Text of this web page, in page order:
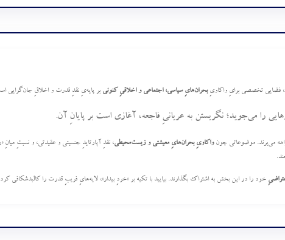
فضایی تخصصی برایِ واکاویِبحران‌هایِ سیاسی، اجتماعی و اخلاقیِ کنونی بر پایه‌یِ نقدِ قدرت و اخلاقِ جان‌گرایی
را می‌جوید؛ نگریستن به عریانیِ فاجعه، آغازی است بر پایانِ آن.
می‌برند. موضوعاتی چونواکاویِ بحران‌هایِ معیشتی و زیست‌محیطی، نقدِ آپارتایدِ جنسیتی و عقیدتی، و نسبتِ
خود را در این بخش به اشتراک بگذارند. بیایید با تکیه بر «خردِ بیدار»، لایه‌هایِ فریبِ قدرت را کالبدشکافی